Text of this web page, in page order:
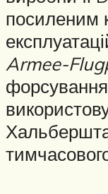
посиленим
Armee-